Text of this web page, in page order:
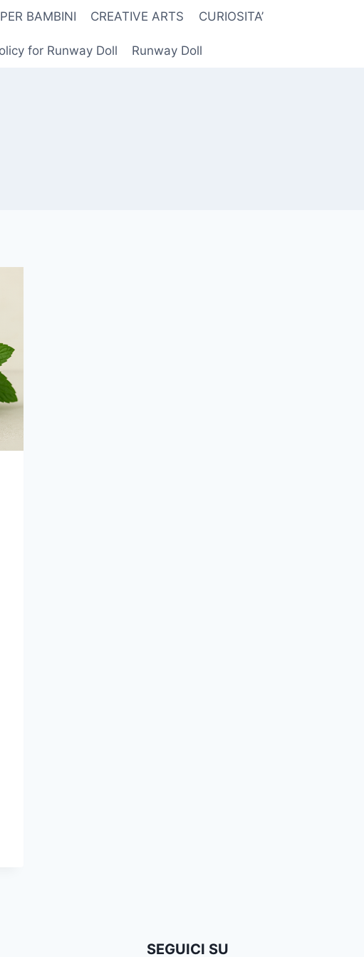
BAMBINI CREATIVE ARTS CURIOSITA’
for Runway Doll Runway Doll
SEGUICI SU